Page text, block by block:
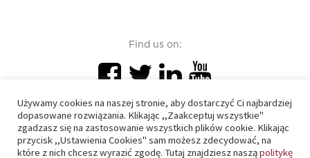
Find us on:
PIU 2020 © All right reserved
Używamy cookies na naszej stronie, aby dostarczyć Ci najbardziej
dopasowane rozwiązania. Klikając ,,Zaakceptuj wszystkie"
zgadzasz się na zastosowanie wszystkich plików cookie. Klikając
przycisk ,,Ustawienia Cookies" sam możesz zdecydować, na
które z nich chcesz wyrazić zgodę. Tutaj znajdziesz nasząpolitykę